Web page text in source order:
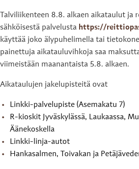
Talviliikenteen 8.8. alkaen aikataulut
sähköisestä palvelusta https://
käyttää joko älypuhelimella tai
painettuja aikatauluvihkoja saa
viimeistään maanantaista 5.8. alkaen.
Aikataulujen jakelupisteitä ovat
Linkki-palvelupiste (Asemakatu 7)
R-kioskit Jyväskylässä, Laukaassa,
Äänekoskella
Linkki-linja-autot
Hankasalmen, Toivakan ja